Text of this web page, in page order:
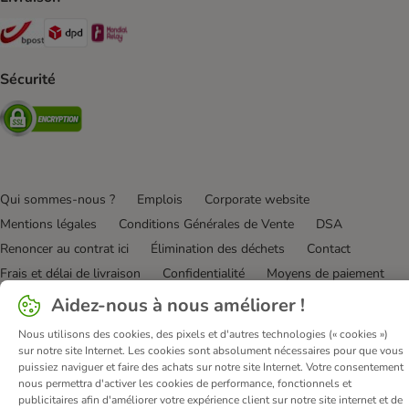
Bpost Shipping Method
DPD Shipping Method
Sécurité
Security
Qui sommes-nous ? Emplois
Corporate website
Mentions légales
Conditions Générales de Vente
DSA
Renoncer au contrat ici
Élimination des déchets
Contact
Frais et délai de livraison
Confidentialité
Moyens de paiement
Virement bancaire
Déclaration d'accessibilité
© zooplus SE2026
Aidez-nous à nous améliorer !
Nous utilisons des cookies, des pixels et d'autres technologies (« cookies »)
sur notre site Internet. Les cookies sont absolument nécessaires pour que vous
puissiez naviguer et faire des achats sur notre site Internet. Votre consentement
nous permettra d'activer les cookies de performance, fonctionnels et
publicitaires afin d'améliorer votre expérience client sur notre site internet et de